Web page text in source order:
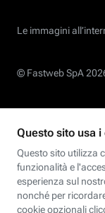
Le immagini
© Fastweb SpA